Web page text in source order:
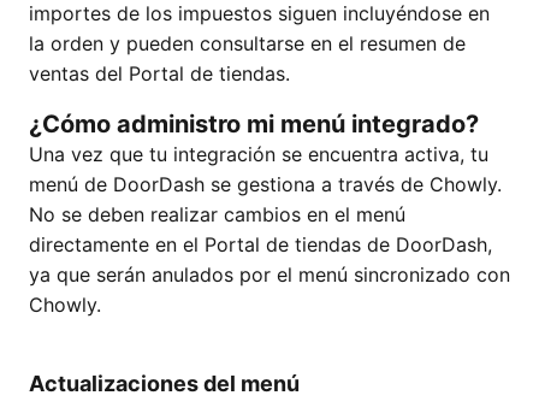
importes de los impuestos siguen incluyéndose en
la orden y pueden consultarse en el resumen de
ventas del Portal de tiendas.
¿Cómo administro mi menú integrado?
Una vez que tu integración se encuentra activa, tu
menú de DoorDash se gestiona a través de Chowly.
No se deben realizar cambios en el menú
directamente en el Portal de tiendas de DoorDash,
ya que serán anulados por el menú sincronizado con
Chowly.
Actualizaciones del menú